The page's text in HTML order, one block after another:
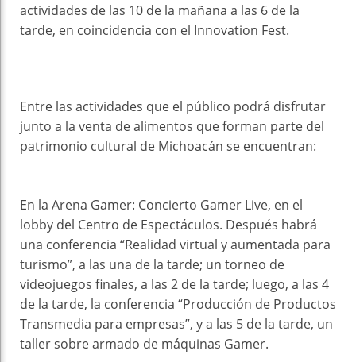
actividades de las 10 de la mañana a las 6 de la
tarde, en coincidencia con el Innovation Fest.
Entre las actividades que el público podrá disfrutar
junto a la venta de alimentos que forman parte del
patrimonio cultural de Michoacán se encuentran:
En la Arena Gamer: Concierto Gamer Live, en el
lobby del Centro de Espectáculos. Después habrá
una conferencia “Realidad virtual y aumentada para
turismo”, a las una de la tarde; un torneo de
videojuegos finales, a las 2 de la tarde; luego, a las 4
de la tarde, la conferencia “Producción de Productos
Transmedia para empresas”, y a las 5 de la tarde, un
taller sobre armado de máquinas Gamer.